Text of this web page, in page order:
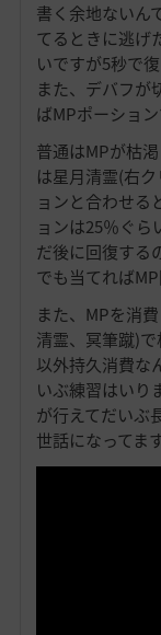
書く余地ないん
てるときに逃げ
いですが5秒で
また、デバフが
ばMPポーショ
普通はMPが枯
は星月清霊(右
ョンと合わせる
ョンは25％ぐ
だ後に回復する
でも当てればMP
また、MPを消
清霊、冥筆蹴)
以外持久消費な
いぶ練習はいり
が行えてだいぶ
世話になってま